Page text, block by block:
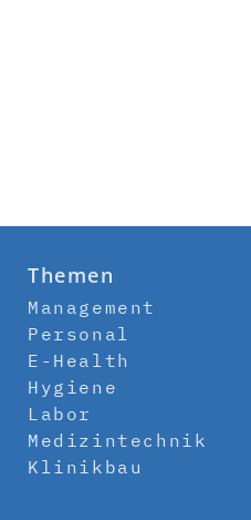
Themen
Management
Personal
E-Health
Hygiene
Labor
Medizintechnik
Klinikbau